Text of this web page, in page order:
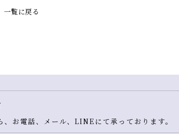
一覧に戻る
お電話、メール、LINEにて承っております。